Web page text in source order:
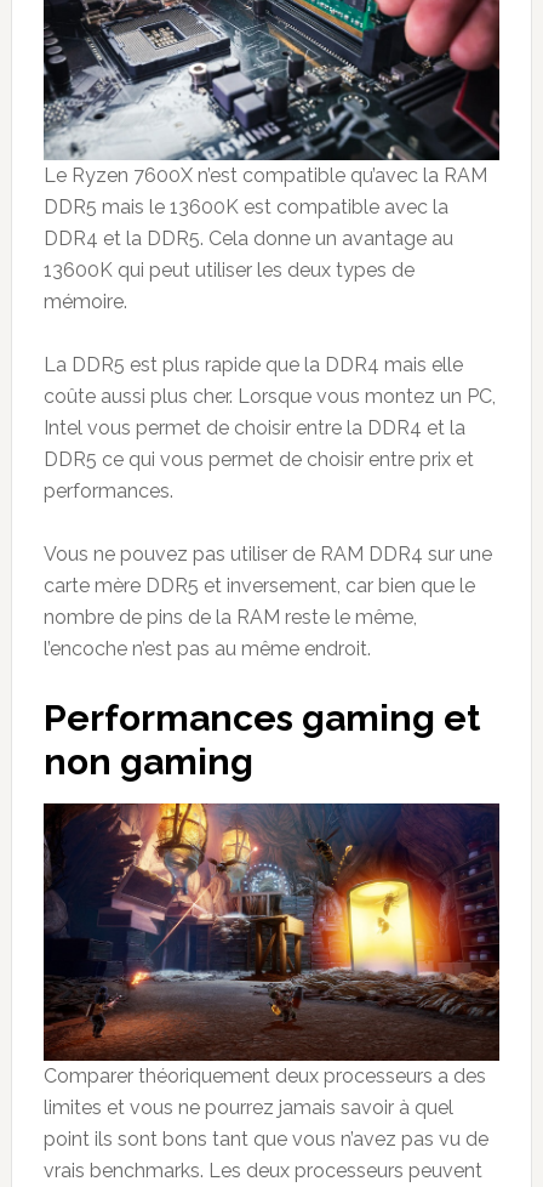
Le Ryzen 7600X n’est compatible qu’avec la RAM
DDR5 mais le 13600K est compatible avec la
DDR4 et la DDR5. Cela donne un avantage au
13600K qui peut utiliser les deux types de
mémoire.
La DDR5 est plus rapide que la DDR4 mais elle
coûte aussi plus cher. Lorsque vous montez un PC,
Intel vous permet de choisir entre la DDR4 et la
DDR5 ce qui vous permet de choisir entre prix et
performances.
Vous ne pouvez pas utiliser de RAM DDR4 sur une
carte mère DDR5 et inversement, car bien que le
nombre de pins de la RAM reste le même,
l’encoche n’est pas au même endroit.
Performances gaming et
non gaming
Comparer théoriquement deux processeurs a des
limites et vous ne pourrez jamais savoir à quel
point ils sont bons tant que vous n’avez pas vu de
vrais benchmarks. Les deux processeurs peuvent